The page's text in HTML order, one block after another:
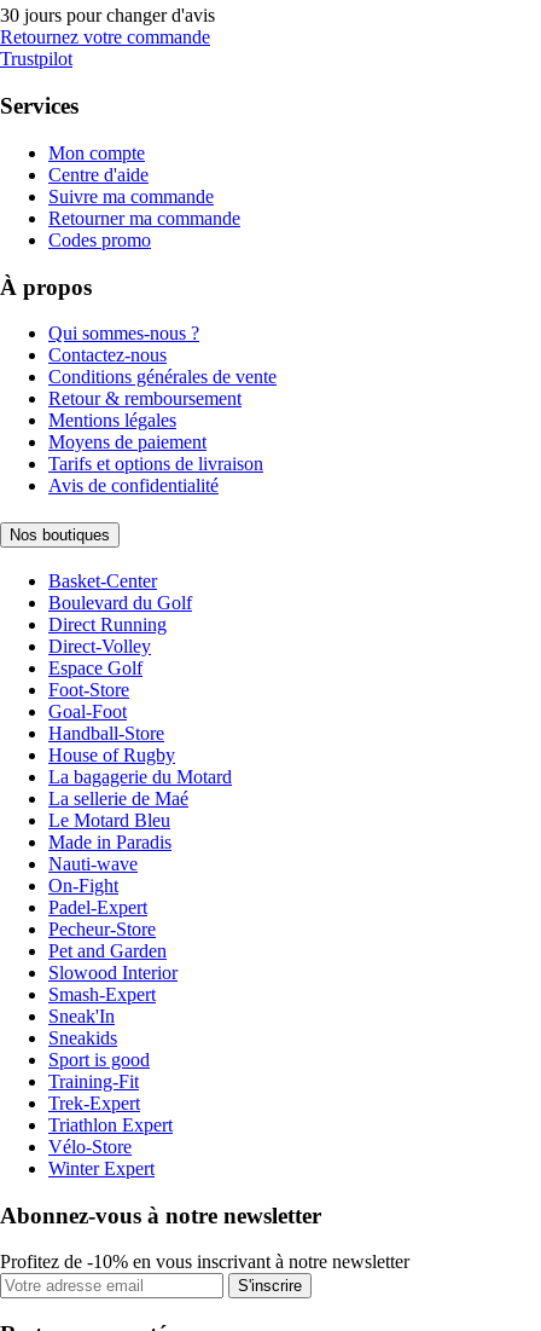
30 jours pour changer d'avis
Retournez votre commande
Trustpilot
Services
Mon compte
Centre d'aide
Suivre ma commande
Retourner ma commande
Codes promo
À propos
Qui sommes-nous ?
Contactez-nous
Conditions générales de vente
Retour & remboursement
Mentions légales
Moyens de paiement
Tarifs et options de livraison
Avis de confidentialité
Nos boutiques
Basket-Center
Boulevard du Golf
Direct Running
Direct-Volley
Espace Golf
Foot-Store
Goal-Foot
Handball-Store
House of Rugby
La bagagerie du Motard
La sellerie de Maé
Le Motard Bleu
Made in Paradis
Nauti-wave
On-Fight
Padel-Expert
Pecheur-Store
Pet and Garden
Slowood Interior
Smash-Expert
Sneak'In
Sneakids
Sport is good
Training-Fit
Trek-Expert
Triathlon Expert
Vélo-Store
Winter Expert
Abonnez-vous à notre newsletter
Profitez de -10% en vous inscrivant à notre newsletter
S'inscrire